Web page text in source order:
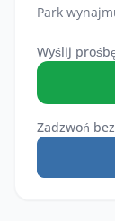
Park
Wyślij
Zadzwoń